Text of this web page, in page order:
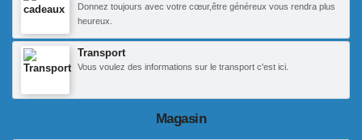
Donnez toujours avec votre cœur,être généreux vous rendra plus
heureux.
Transport
Vous voulez des informations sur le transport c'est ici.
Magasin